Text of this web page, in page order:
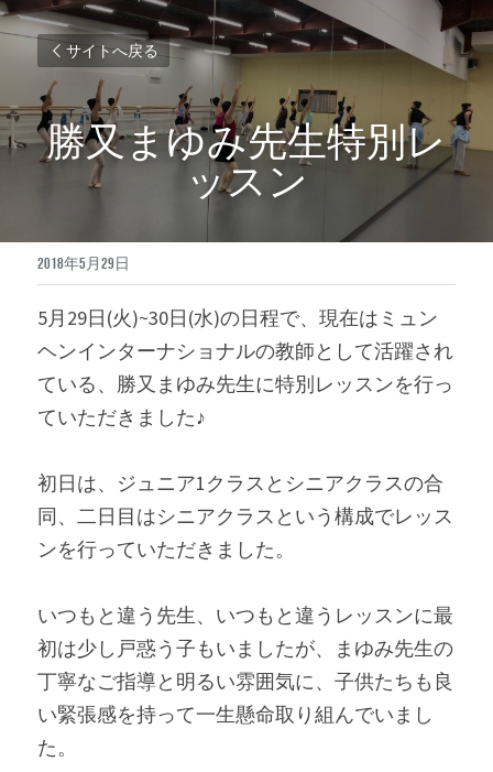
サイトへ戻る
勝又まゆみ先生特別レ
ッスン
2018年5月29日
5月29日(火)~30日(水)の日程で、現在はミュン
ヘンインターナショナルの教師として活躍され
ている、勝又まゆみ先生に特別レッスンを行っ
ていただきました♪
初日は、ジュニア1クラスとシニアクラスの合
同、二日目はシニアクラスという構成でレッス
ンを行っていただきました。
いつもと違う先生、いつもと違うレッスンに最
初は少し戸惑う子もいましたが、まゆみ先生の
丁寧なご指導と明るい雰囲気に、子供たちも良
い緊張感を持って一生懸命取り組んでいまし
た。